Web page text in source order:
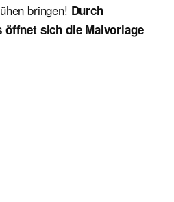
bringen! Durch
öffnet sich die Malvorlage